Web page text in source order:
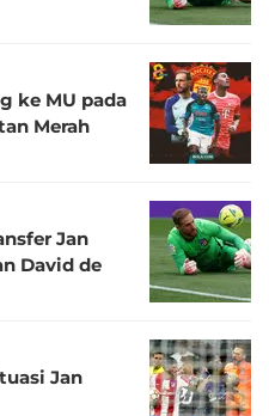
ke MU pada
Merah
Jan
David de
Jan